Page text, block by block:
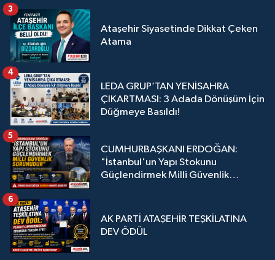
Ataşehir Siyasetinde Dikkat Çeken
Atama
3
LEDA GRUP’TAN YENİSAHRA
ÇIKARTMASI: 3 Adada Dönüşüm İçin
Düğmeye Basıldı!
4
CUMHURBAŞKANI ERDOĞAN:
"İstanbul'un Yapı Stokunu
Güçlendirmek Milli Güvenlik
5
AK PARTİ ATAŞEHİR TEŞKİLATINA
DEV ÖDÜL
6